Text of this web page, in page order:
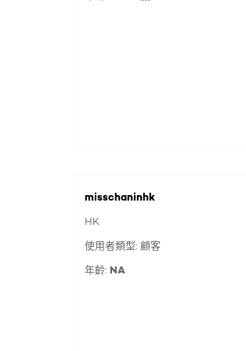
misschaninhk
HK
使用者類型: 顧客
年齡: NA